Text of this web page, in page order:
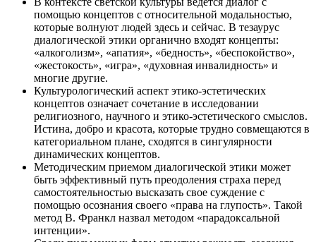
помощью концептов с относительной модальностью,
которые волнуют людей здесь и сейчас. В тезаурус
диалогической этики органично входят концепты:
«алкоголизм», «апатия», «бедность», «беспокойство»,
«жестокость», «игра», «духовная инвалидность» и
многие другие.
Культурологический аспект этико-эстетических
концептов означает сочетание в исследовании
религиозного, научного и этико-эстетического смыслов.
Истина, добро и красота, которые трудно совмещаются в
категориальном плане, сходятся в сингулярности
динамических концептов.
Методическим приемом диалогической этики может
быть эффективный путь преодоления страха перед
самостоятельностью высказать свое суждение с
помощью осознания своего «права на глупость». Такой
метод В. Франкл назвал методом «парадоксальной
интенции».